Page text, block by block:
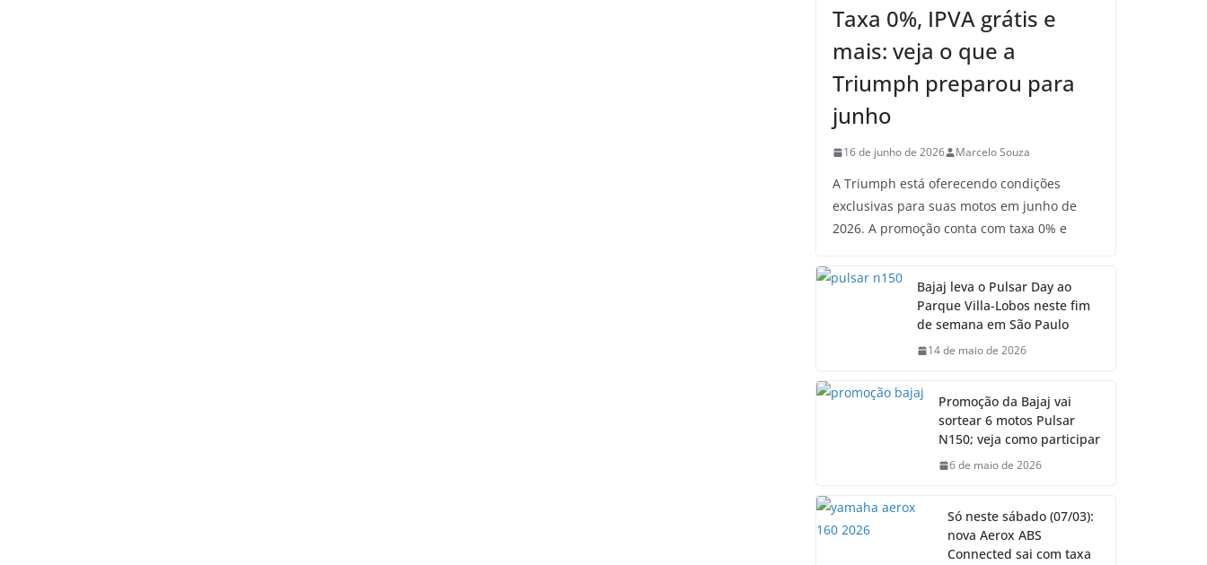
Taxa 0%, IPVA grátis e
mais: veja o que a
Triumph preparou para
junho
16 de junho de 2026 Marcelo Souza
A Triumph está oferecendo condições
exclusivas para suas motos em junho de
2026. A promoção conta com taxa 0% e
Bajaj leva o Pulsar Day ao
Parque Villa-Lobos neste fim
de semana em São Paulo
14 de maio de 2026
Promoção da Bajaj vai
sortear 6 motos Pulsar
N150; veja como participar
6 de maio de 2026
Só neste sábado (07/03):
nova Aerox ABS
Connected sai com taxa